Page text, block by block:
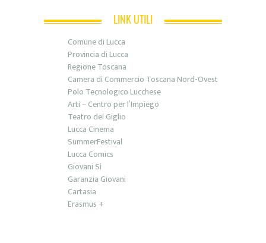
LINK UTILI
Comune di Lucca
Provincia di Lucca
Regione Toscana
Camera di Commercio Toscana Nord-Ovest
Polo Tecnologico Lucchese
Arti – Centro per l’Impiego
Teatro del Giglio
Lucca Cinema
SummerFestival
Lucca Comics
Giovani Sì
Garanzia Giovani
Cartasia
Erasmus +